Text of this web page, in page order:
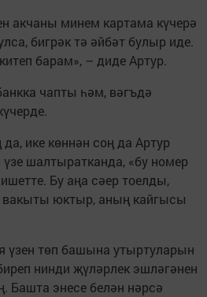
акчаны минем картама күчерә
бигрәк тә әйбәт булыр иде.
барам», – диде Артур.
чапты һәм, вәгъдә
ике көннән соң да Артур
шалтыратканда, «бу номер
Бу аңа сәер тоелды,
юктыр, аның кайгысы
үзен төп башына утыртуларын
нинди җүләрлек эшләгәнен
Башта энесе белән нәрсә